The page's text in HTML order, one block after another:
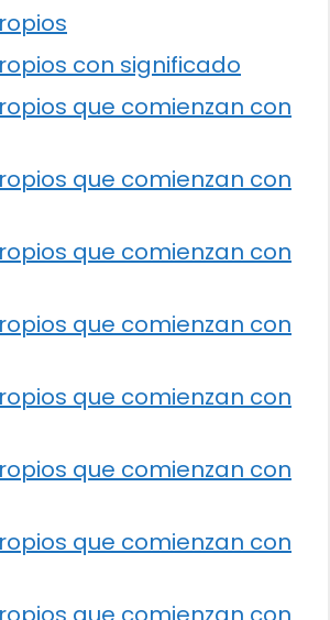
con significado
que comienzan con
que comienzan con
que comienzan con
que comienzan con
que comienzan con
que comienzan con
que comienzan con